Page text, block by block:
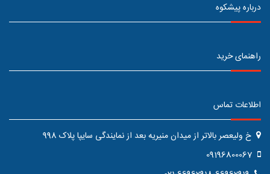
درباره پیشکوه
راهنمای خرید
اطلاعات تماس
خ ولیعصر بالاتر از میدان منیریه بعد از نمایندگی سایپا پلاک 998